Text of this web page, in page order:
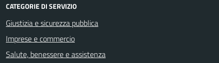
CATEGORIE DI SERVIZIO
Giustizia e sicurezza pubblica
Imprese e commercio
Salute, benessere e assistenza